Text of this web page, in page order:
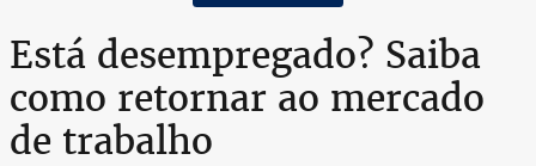
Está desempregado? Saiba
como retornar ao mercado
de trabalho